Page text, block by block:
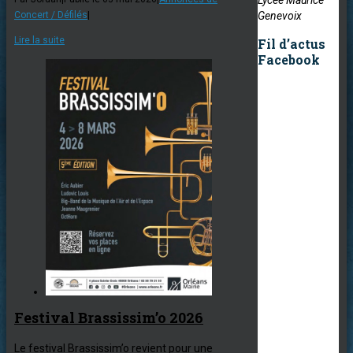
Concert / Défilés|
Lire la suite
Festival Brassissim’o 2026
Le festival Brassissim’o revient pour une
Genevoix
Fil d’actus
Facebook